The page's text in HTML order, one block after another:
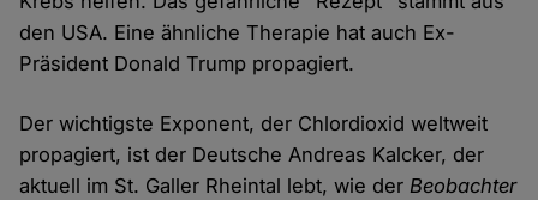
den USA. Eine ähnliche Therapie hat auch Ex-
Präsident Donald Trump propagiert.
Der wichtigste Exponent, der Chlordioxid weltweit
propagiert, ist der Deutsche Andreas Kalcker, der
aktuell im St. Galler Rheintal lebt, wie derBeobachter
und
Cookies